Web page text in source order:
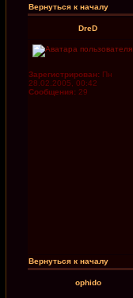
Вернуться к началу
DreD
Зарегистрирован: Пн
28.02.2005, 00:42
Сообщения: 29
Вернуться к началу
ophido